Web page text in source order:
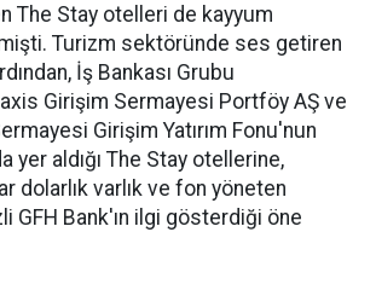
The Stay otelleri de kayyum
Turizm sektöründe ses getiren
İş Bankası Grubu
Girişim Sermayesi Portföy AŞ ve
Girişim Yatırım Fonu'nun
yer aldığı The Stay otellerine,
dolarlık varlık ve fon yöneten
GFH Bank'ın ilgi gösterdiği öne